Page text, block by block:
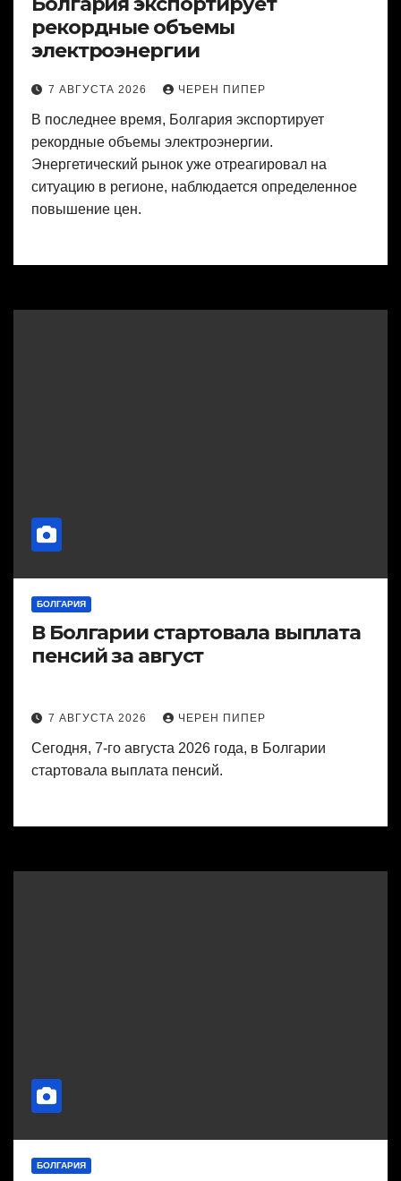
рекордные объемы
электроэнергии
7 АВГУСТА 2026 ЧЕРЕН ПИПЕР
В последнее время, Болгария экспортирует
рекордные объемы электроэнергии.
Энергетический рынок уже отреагировал на
ситуацию в регионе, наблюдается определенное
повышение цен.
БОЛГАРИЯ
В Болгарии стартовала выплата
пенсий за август
7 АВГУСТА 2026 ЧЕРЕН ПИПЕР
Сегодня, 7-го августа 2026 года, в Болгарии
стартовала выплата пенсий.
БОЛГАРИЯ